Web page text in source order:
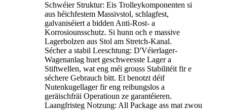
Schwéier Struktur: Eis Trolleykomponenten si
aus héichfestem Massivstol, schlagfest,
galvaniséiert a bidden Anti-Rost- a
Korrosiounsschutz. Si hunn och e massive
Lagerbolzen aus Stol am Stretch-Kanal.
Sécher a stabil Leeschtung: D'Véierlager-
Wagenanlag huet geschweesste Lager a
Stiftwellen, wat eng méi grouss Stabilitéit fir e
séchere Gebrauch bitt. Et benotzt déif
Nutenkugellager fir eng reibungslos a
geräischfräi Operatioun ze garantéieren.
Laangfristeg Notzung: All Package ass mat zwou